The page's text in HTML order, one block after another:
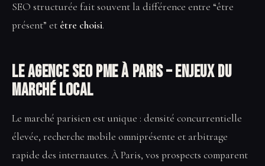
SEO structurée fait souvent la différence entre “être
présent” et être choisi.
Le Agence SEO PME à Paris – enjeux du
marché local
Le marché parisien est unique : densité concurrentielle
élevée, recherche mobile omniprésente et arbitrage
rapide des internautes. À Paris, vos prospects comparent